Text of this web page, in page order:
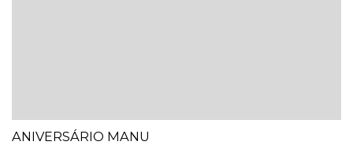
ANIVERSÁRIO MANU